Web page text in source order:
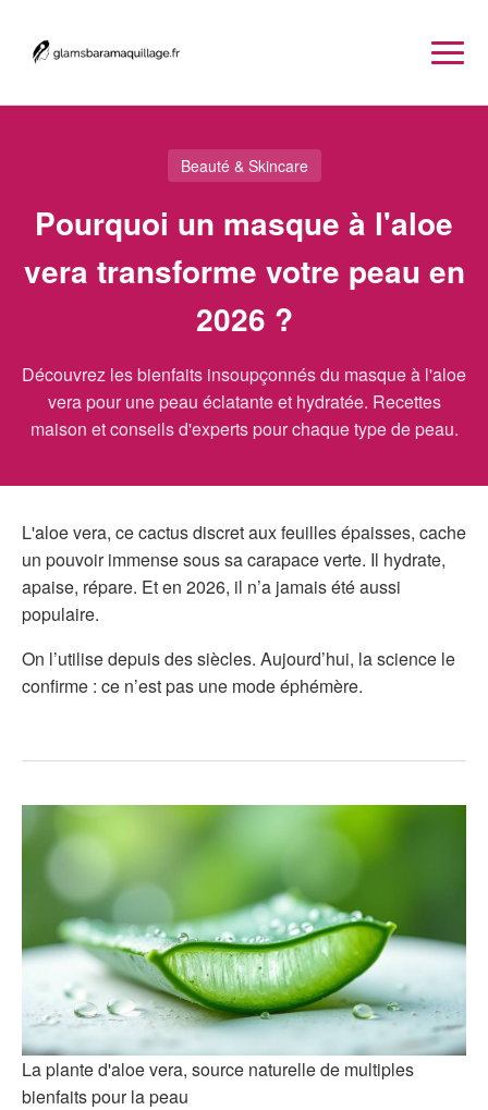
Beauté & Skincare
Pourquoi un masque à l'aloe
vera transforme votre peau en
2026 ?
Découvrez les bienfaits insoupçonnés du masque à l'aloe
vera pour une peau éclatante et hydratée. Recettes
maison et conseils d'experts pour chaque type de peau.
L'aloe vera, ce cactus discret aux feuilles épaisses, cache
un pouvoir immense sous sa carapace verte. Il hydrate,
apaise, répare. Et en 2026, il n’a jamais été aussi
populaire.
On l’utilise depuis des siècles. Aujourd’hui, la science le
confirme : ce n’est pas une mode éphémère.
La plante d'aloe vera, source naturelle de multiples
bienfaits pour la peau